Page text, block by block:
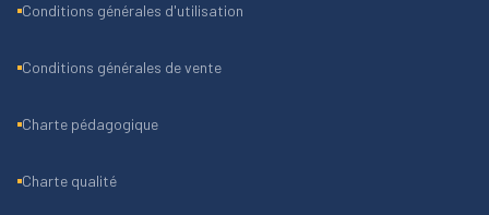
Conditions générales d'utilisation
Conditions générales de vente
Charte pédagogique
Charte qualité